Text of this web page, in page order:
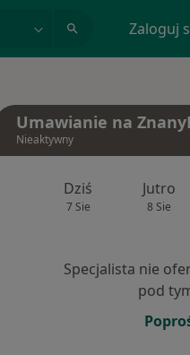
Zaloguj
Umawianie na
Nieaktywny
Dziś
7 Sie
Jutro
8 Sie
Specjalista nie
pod